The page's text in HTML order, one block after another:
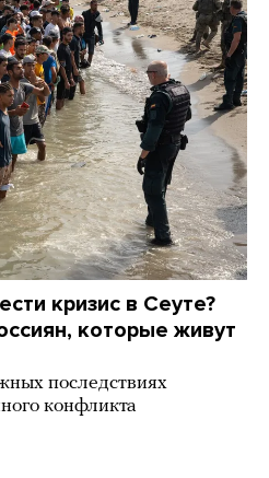
кризис в Сеуте?
которые живут
последствиях
конфликта